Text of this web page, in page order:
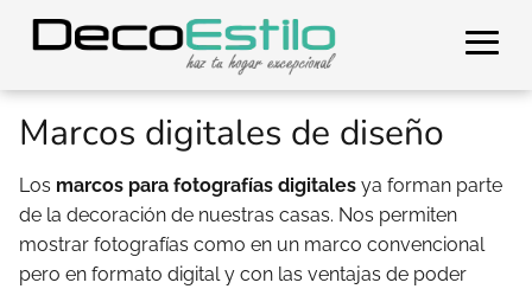
Marcos digitales de diseño
Los marcos para fotografías digitales ya forman parte
de la decoración de nuestras casas. Nos permiten
mostrar fotografías como en un marco convencional
pero en formato digital y con las ventajas de poder